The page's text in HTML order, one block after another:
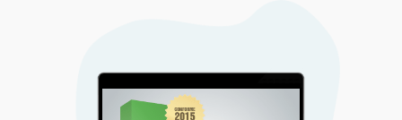
AS9100
Settore Automotive